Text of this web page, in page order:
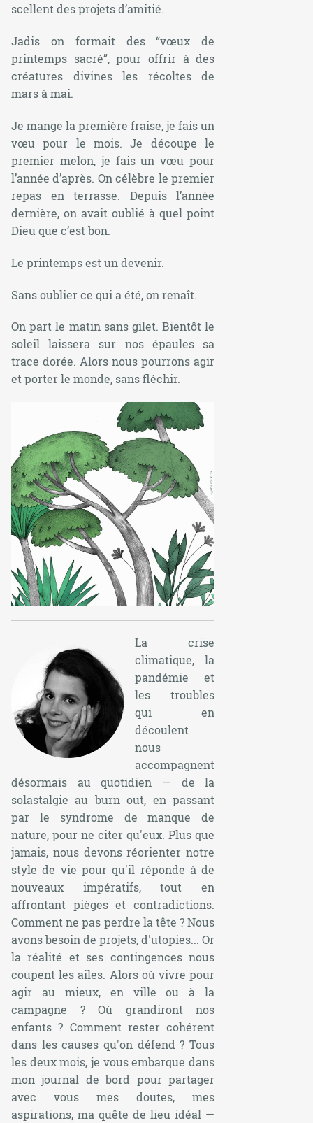
scellent des projets d’amitié.
Jadis on formait des “vœux de
printemps sacré”, pour offrir à des
créatures divines les récoltes de
mars à mai.
Je mange la première fraise, je fais un
vœu pour le mois. Je découpe le
premier melon, je fais un vœu pour
l’année d’après. On célèbre le premier
repas en terrasse. Depuis l’année
dernière, on avait oublié à quel point
Dieu que c’est bon.
Le printemps est un devenir.
Sans oublier ce qui a été, on renaît.
On part le matin sans gilet. Bientôt le
soleil laissera sur nos épaules sa
trace dorée. Alors nous pourrons agir
et porter le monde, sans fléchir.
La crise
climatique, la
pandémie et
les troubles
qui en
découlent
nous
accompagnent
désormais au quotidien — de la
solastalgie au burn out, en passant
par le syndrome de manque de
nature, pour ne citer qu'eux. Plus que
jamais, nous devons réorienter notre
style de vie pour qu'il réponde à de
nouveaux impératifs, tout en
affrontant pièges et contradictions.
Comment ne pas perdre la tête ? Nous
avons besoin de projets, d'utopies... Or
la réalité et ses contingences nous
coupent les ailes. Alors où vivre pour
agir au mieux, en ville ou à la
campagne ? Où grandiront nos
enfants ? Comment rester cohérent
dans les causes qu'on défend ? Tous
les deux mois, je vous embarque dans
mon journal de bord pour partager
avec vous mes doutes, mes
aspirations, ma quête de lieu idéal —